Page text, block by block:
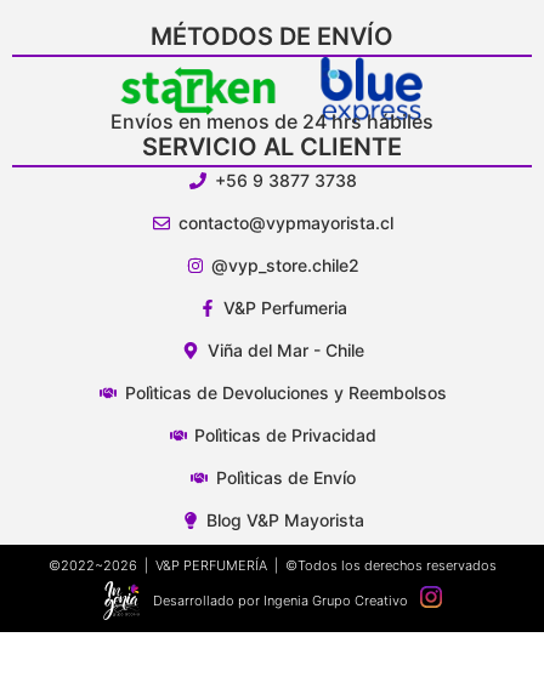
MÉTODOS DE ENVÍO
Envíos en menos de 24 hrs hábiles
SERVICIO AL CLIENTE
+56 9 3877 3738
contacto@vypmayorista.cl
@vyp_store.chile2
V&P Perfumeria
Viña del Mar - Chile
Polìticas de Devoluciones y Reembolsos
Polìticas de Privacidad
Polìticas de Envío
Blog V&P Mayorista
©2022~2026 | V&P PERFUMERÍA | ©Todos los derechos reservados
Desarrollado por Ingenia Grupo Creativo